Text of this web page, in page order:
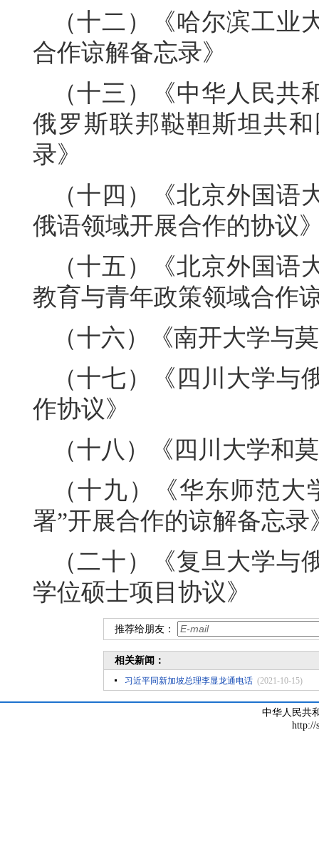
（十二）《哈尔滨工
合作谅解备忘录》
（十三）《中华人民
俄罗斯联邦鞑靼斯坦共
录》
（十四）《北京外国
俄语领域开展合作的协议
（十五）《北京外国
教育与青年政策领域合作
（十六）《南开大学与
（十七）《四川大学
作协议》
（十八）《四川大学和
（十九）《华东师范
署”开展合作的谅解备忘录
（二十）《复旦大学
学位硕士项目协议》
推荐给朋友：
相关新闻：
习近平同新加坡总理李显龙通电话 (2021-10-15)
中华人民共
http://